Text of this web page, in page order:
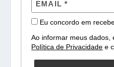
Eu concordo em
Ao informar meus dados,
Política de Privacidade e